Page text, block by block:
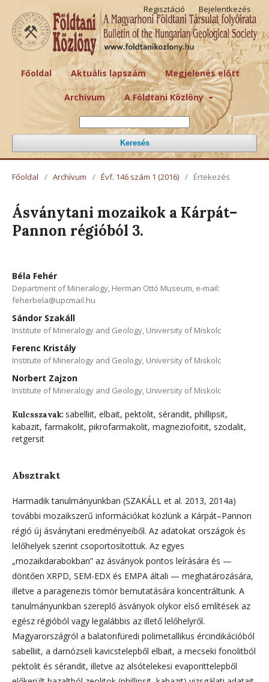
Főoldal Aktuális lapszám Megjelenés előtt
Archívum A Földtani Közlöny
Keresés
Regisztáció Bejelentkezés
Főoldal / Archívum / Évf. 146 szám 1 (2016) / Értekezés
Ásványtani mozaikok a Kárpát–
Pannon régióból 3.
Béla Fehér
Department of Mineralogy, Herman Ottó Museum, e-mail:
feherbela@upcmail.hu
Sándor Szakáll
Institute of Mineralogy and Geology, University of Miskolc
Ferenc Kristály
Institute of Mineralogy and Geology, University of Miskolc
Norbert Zajzon
Institute of Mineralogy and Geology, University of Miskolc
Kulcsszavak: sabelliit, elbait, pektolit, sérandit, phillipsit,
kabazit, farmakolit, pikrofarmakolit, magneziofoitit, szodalit,
retgersit
Absztrakt
Harmadik tanulmányunkban (SZAKÁLL et al. 2013, 2014a)
további mozaikszerű információkat közlünk a Kárpát–Pannon
régió új ásványtani eredményeiből. Az adatokat országok és
lelőhelyek szerint csoportosítottuk. Az egyes
„mozaikdarabokban” az ásványok pontos leírására és —
döntően XRPD, SEM-EDX és EMPA általi — meghatározására,
illetve a paragenezis tömör bemutatására koncentráltunk. A
tanulmányunkban szereplő ásványok olykor első említések az
egész régióból vagy legalábbis az illető lelőhelyről.
Magyarországról a balatonfüredi polimetallikus ércindikációból
sabelliit, a darnózseli kavicstelepből elbait, a mecseki fonolitból
pektolit és sérandit, illetve az alsótelekesi evaporittelepből